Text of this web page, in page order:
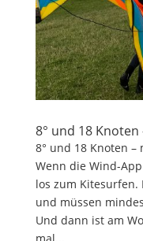
8° und 18
8° und 18 Knoten –
Wenn die Wind-
los zum
und müssen
Und dann ist am